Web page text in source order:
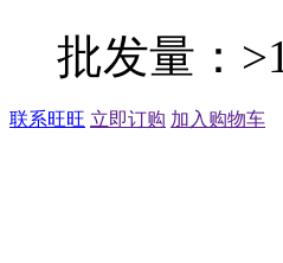
批发量：>1
联系旺旺 立即订购 加入购物车